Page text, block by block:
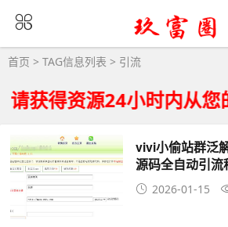
首页 > TAG信息列表 > 引流
得资源24小时内从您
vivi小偷站群泛
源码全自动引
2026-01-15